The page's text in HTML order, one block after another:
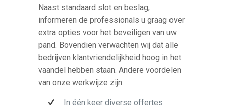
Naast standaard slot en beslag,
informeren de professionals u graag over
extra opties voor het beveiligen van uw
pand. Bovendien verwachten wij dat alle
bedrijven klantvriendelijkheid hoog in het
vaandel hebben staan. Andere voordelen
van onze werkwijze zijn:
In één keer diverse offertes